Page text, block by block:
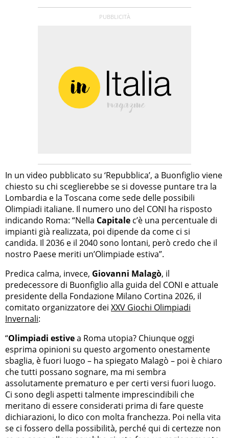
In un video pubblicato su ‘Repubblica’, a Buonfiglio viene
chiesto su chi sceglierebbe se si dovesse puntare tra la
Lombardia e la Toscana come sede delle possibili
Olimpiadi italiane. Il numero uno del CONI ha risposto
indicando Roma: “Nella Capitale c’è una percentuale di
impianti già realizzata, poi dipende da come ci si
candida. Il 2036 e il 2040 sono lontani, però credo che il
nostro Paese meriti un’Olimpiade estiva”.
Predica calma, invece, Giovanni Malagò, il
predecessore di Buonfiglio alla guida del CONI e attuale
presidente della Fondazione Milano Cortina 2026, il
comitato organizzatore dei XXV Giochi Olimpiadi
Invernali:
“Olimpiadi estivea Roma utopia? Chiunque oggi
esprima opinioni su questo argomento onestamente
sbaglia, è fuori luogo – ha spiegato Malagò – poi è chiaro
che tutti possano sognare, ma mi sembra
assolutamente prematuro e per certi versi fuori luogo.
Ci sono degli aspetti talmente imprescindibili che
meritano di essere considerati prima di fare queste
dichiarazioni, lo dico con molta franchezza. Poi nella vita
se ci fossero della possibilità, perché qui di certezze non